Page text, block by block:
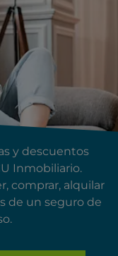
y descuentos
Inmobiliario.
comprar, alquilar
de un seguro de